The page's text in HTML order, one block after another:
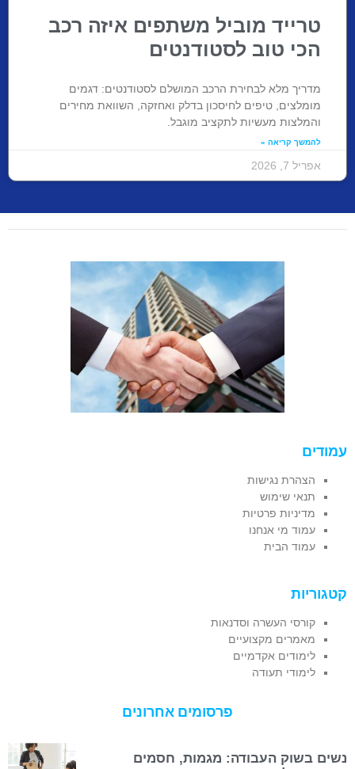
טרייד מוביל משתפים איזה רכב
הכי טוב לסטודנטים
מדריך מלא לבחירת הרכב המושלם לסטודנטים: דגמים
מומלצים, טיפים לחיסכון בדלק ואחזקה, השוואת מחירים
והמלצות מעשיות לתקציב מוגבל.
להמשך קריאה »
אפריל 7, 2026
עמודים
הצהרת נגישות
תנאי שימוש
מדיניות פרטיות
עמוד מי אנחנו
עמוד הבית
קטגוריות
קורסי העשרה וסדנאות
מאמרים מקצועיים
לימודים אקדמיים
לימודי תעודה
פרסומים אחרונים
נשים בשוק העבודה: מגמות, חסמים